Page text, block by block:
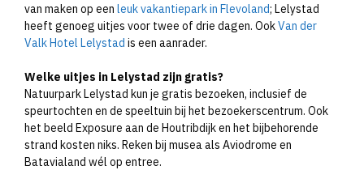
van maken op een leuk vakantiepark in Flevoland; Lelystad
heeft genoeg uitjes voor twee of drie dagen. OokVan der
Valk Hotel Lelystad is een aanrader.
Welke uitjes in Lelystad zijn gratis?
Natuurpark Lelystad kun je gratis bezoeken, inclusief de
speurtochten en de speeltuin bij het bezoekerscentrum. Ook
het beeld Exposure aan de Houtribdijk en het bijbehorende
strand kosten niks. Reken bij musea als Aviodrome en
Batavialand wél op entree.